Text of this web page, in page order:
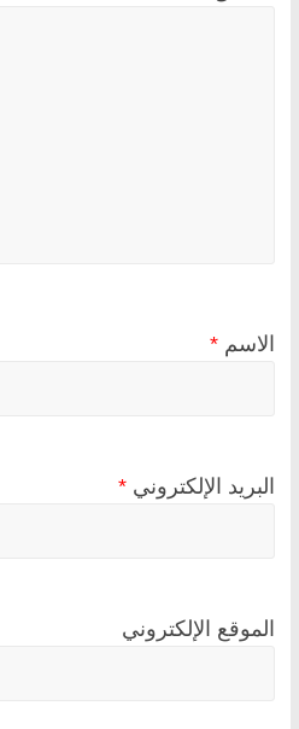
الاسم *
البريد الإلكتروني *
الموقع الإلكتروني